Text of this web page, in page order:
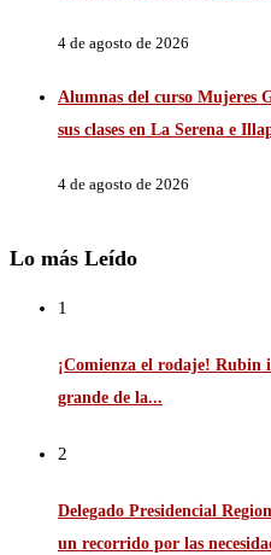
4 de agosto de 2026
Alumnas del curso Mujeres
sus clases en La Serena e
4 de agosto de 2026
Lo más Leído
1
¡Comienza el rodaje! Rubin
grande de la...
2
Delegado Presidencial
un recorrido por las